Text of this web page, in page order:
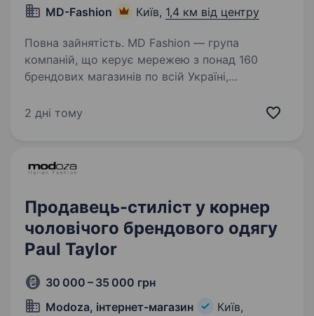
MD-Fashion Київ, 1,4 км від центру
Повна зайнятість. MD Fashion — група
компаній, що керує мережею з понад 160
брендових магазинів по всій Україні,
світові бренди Tommy Hilfiger, Calvin Klein,
2 дні тому
Продавець-стиліст у корнер
чоловічого брендового одягу
Paul Taylor
30 000 – 35 000 грн
Modoza, інтернет-магазин
Київ,